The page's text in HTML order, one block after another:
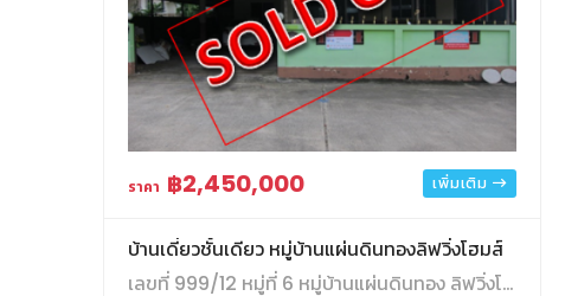
ราคา ฿2,450,000 เพิ่มเติม
บ้านเดี่ยวชั้นเดียว หมู่บ้านแผ่นดินทองลิฟวิ่งโฮมส์
เลขที่ 999/12 หมู่ที่ 6 หมู่บ้านแผ่นดินทอง ลิฟวิ่งโฮม ถนนสายปากร่วม-ปลวกแดง(รย.3013) ตำบลมาบยางพร อำเภอปลวกแดง จังหวัดระยอง